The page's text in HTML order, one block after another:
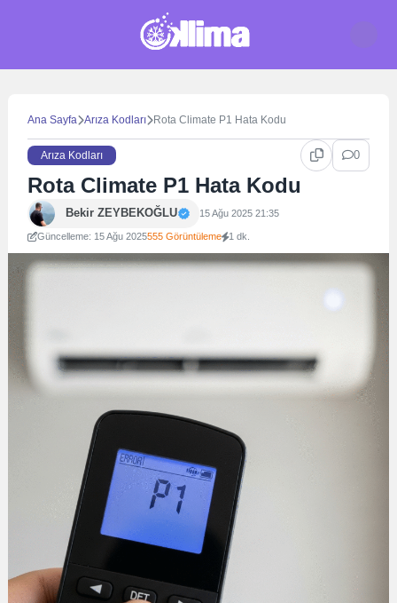
Ana Sayfa Arıza Kodları Rota Climate P1 Hata Kodu
Arıza Kodları 0
Rota Climate P1 Hata Kodu
Bekir ZEYBEKOĞLU 15 Ağu 2025 21:35
Güncelleme: 15 Ağu 2025555 Görüntüleme 1 dk.